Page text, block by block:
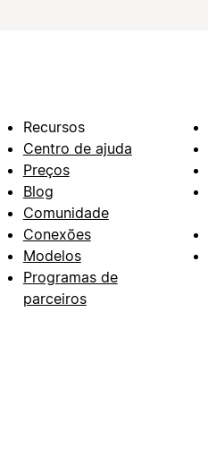
Recursos
Centro de ajuda
Preços
Blog
Comunidade
Conexões
Modelos
Programas de
parceiros